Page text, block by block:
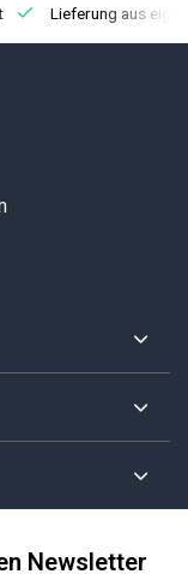
Lieferung aus
Newsletter